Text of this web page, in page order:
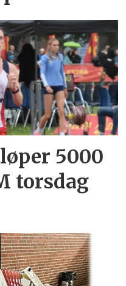
5000
torsdag